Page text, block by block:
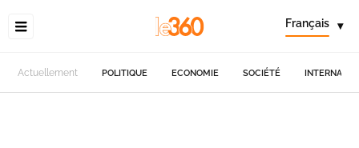
Français ▾
Actuellement POLITIQUE ECONOMIE SOCIÉTÉ